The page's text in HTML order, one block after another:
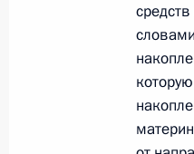
26 июля
О